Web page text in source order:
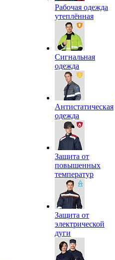
Рабочая одежда
утеплённая
Сигнальная
одежда
Антистатическая
одежда
Защита от
повышенных
температур
Защита от
электрической
дуги